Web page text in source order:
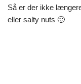
Så er der ikke
eller salty nuts 🙂